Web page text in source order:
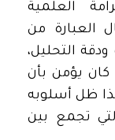
العلمية
العبارة من
التحليل،
كان يؤمن بأن
ظل أسلوبه
تجمع بين